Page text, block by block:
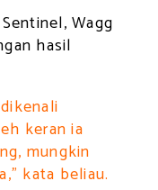
Wagg
hasil
keran ia
mungkin
kata beliau.